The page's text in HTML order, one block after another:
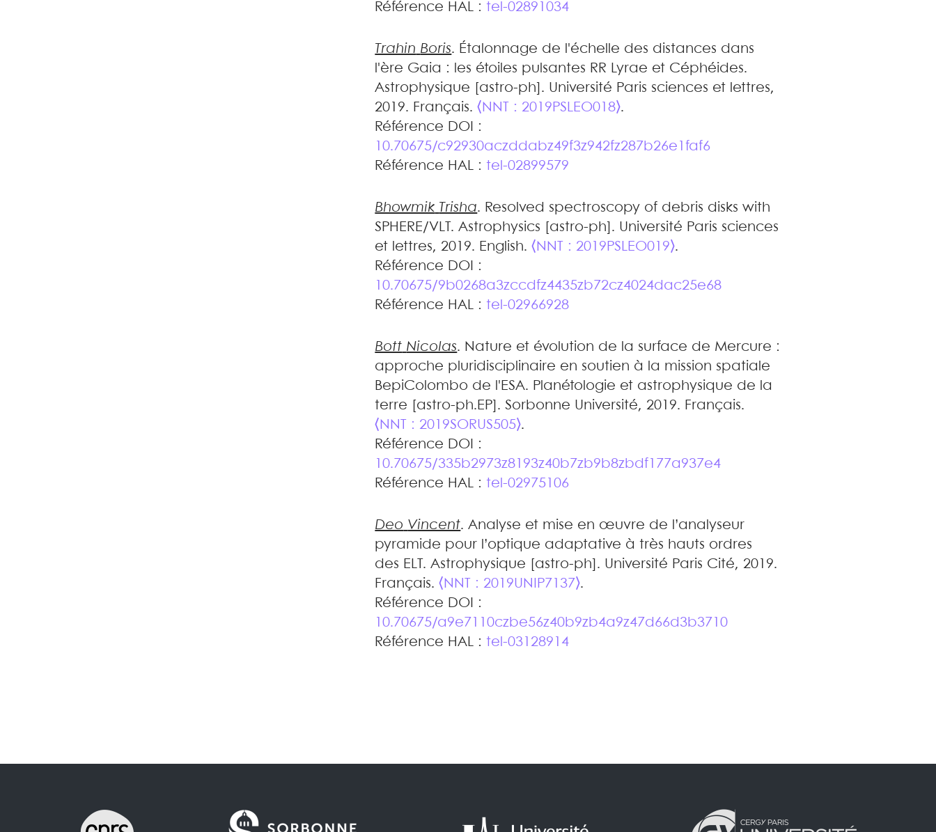
Référence HAL : tel-02891034
Trahin Boris. Étalonnage de l'échelle des distances dans
l'ère Gaia : les étoiles pulsantes RR Lyrae et Céphéides.
Astrophysique [astro-ph]. Université Paris sciences et lettres,
2019. Français.⟨NNT : 2019PSLEO018⟩.
Référence DOI :
10.70675/c92930aczddabz49f3z942fz287b26e1faf6
Référence HAL : tel-02899579
Bhowmik Trisha. Resolved spectroscopy of debris disks with
SPHERE/VLT .Astrophysics [astro-ph]. Université Paris sciences
et lettres, 2019. English.⟨NNT : 2019PSLEO019⟩.
Référence DOI :
10.70675/9b0268a3zccdfz4435zb72cz4024dac25e68
Référence HAL : tel-02966928
Bott Nicolas. Nature et évolution de la surface de Mercure :
approche pluridisciplinaire en soutien à la mission spatiale
BepiColombo de l'ESA. Planétologie et astrophysique de la
terre [astro-ph.EP]. Sorbonne Université, 2019. Français.
⟨NNT : 2019SORUS505⟩.
Référence DOI :
10.70675/335b2973z8193z40b7zb9b8zbdf177a937e4
Référence HAL : tel-02975106
Deo Vincent.Analyse et mise en œuvre de l’analyseur
pyramide pour l’optique adaptative à très hauts ordres
des ELT .Astrophysique [astro-ph]. Université Paris Cité, 2019.
Français.⟨NNT : 2019UNIP7137⟩.
Référence DOI :
10.70675/a9e7110czbe56z40b9zb4a9z47d66d3b3710
Référence HAL : tel-03128914